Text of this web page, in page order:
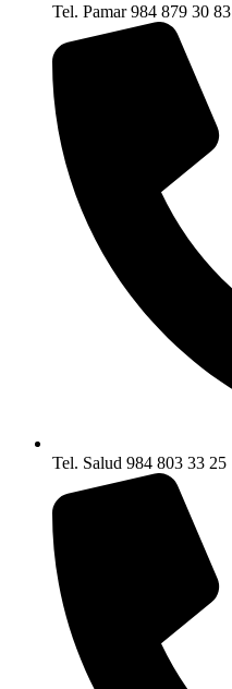
Tel. Pamar 984 879 30 83
Tel. Salud 984 803 33 25